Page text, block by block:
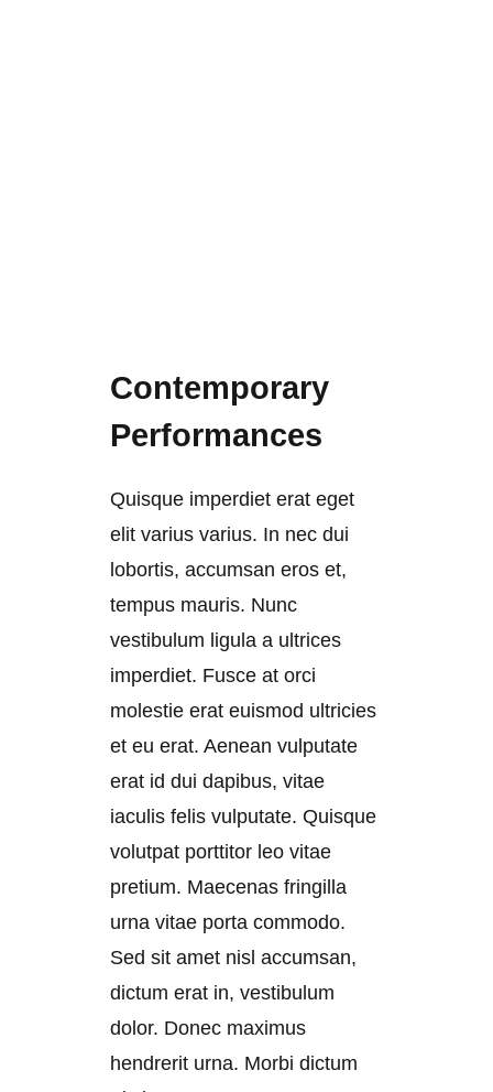
Contemporary
Performances
Quisque imperdiet erat eget
elit varius varius. In nec dui
lobortis, accumsan eros et,
tempus mauris. Nunc
vestibulum ligula a ultrices
imperdiet. Fusce at orci
molestie erat euismod ultricies
et eu erat. Aenean vulputate
erat id dui dapibus, vitae
iaculis felis vulputate. Quisque
volutpat porttitor leo vitae
pretium. Maecenas fringilla
urna vitae porta commodo.
Sed sit amet nisl accumsan,
dictum erat in, vestibulum
dolor. Donec maximus
hendrerit urna. Morbi dictum